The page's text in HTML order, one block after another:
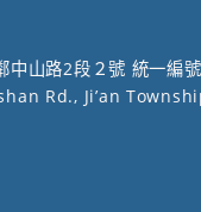
山路2段２號 統一編
Rd., Ji’an